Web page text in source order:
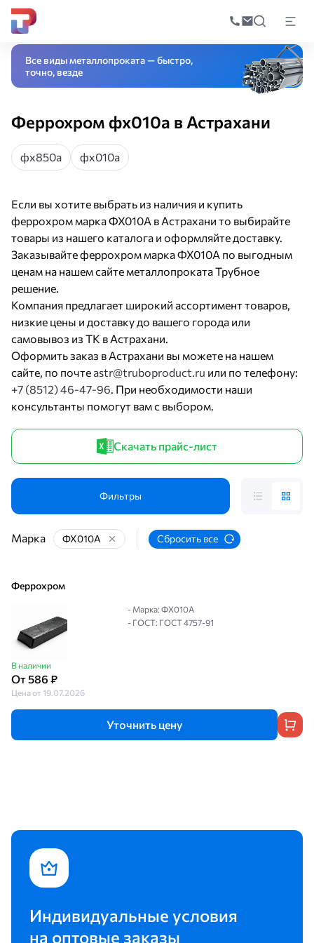
по
Главная Ферросплавы
Все виды металлопроката — быстро,
точно, везде
Феррохром фх010а в Астрахани
фх850а фх010а
Если вы хотите выбрать из наличия и купить
феррохром марка ФХ010А в Астрахани то выбирайте
товары из нашего каталога и оформляйте доставку.
Заказывайте феррохром марка ФХ010А по выгодным
ценам на нашем сайте металлопроката Трубное
решение.
Компания предлагает широкий ассортимент товаров,
низкие цены и доставку до вашего города или
самовывоз из ТК в Астрахани.
Оформить заказ в Астрахани вы можете на нашем
сайте, по почте astr@truboproduct.ru или по телефону:
+7 (8512) 46-47-96. При необходимости наши
консультанты помогут вам с выбором.
Скачать прайс-лист
Фильтры
Марка ФХ010А Сбросить все
Феррохром
В наличии
От 586 ₽
Цена от 19.07.2026
- Марка: ФХ010А
- ГОСТ: ГОСТ 4757-91
Уточнить цену
Индивидуальные условия
на оптовые заказы